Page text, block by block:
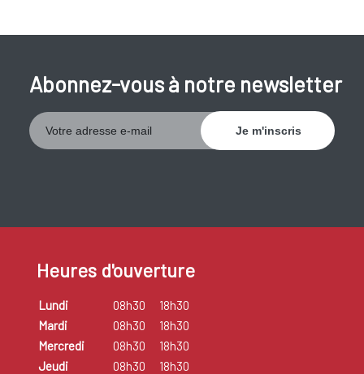
Abonnez-vous à notre newsletter
Heures d'ouverture
Lundi 08h30
18h30
Mardi
08h30
18h30
Mercredi
08h30
18h30
Jeudi
08h30
18h30